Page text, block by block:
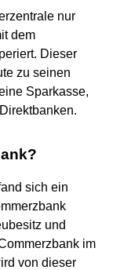
nur
dem
Dieser
zu seinen
Sparkasse,
sich ein
und
im
von dieser